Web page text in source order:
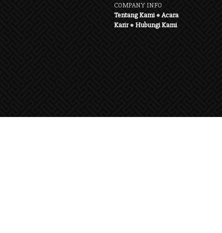
COMPANY INFO
Tentang Kami●Acara
Karir●Hubungi Kami